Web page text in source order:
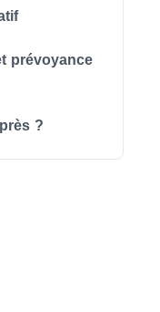
prévoyance
?